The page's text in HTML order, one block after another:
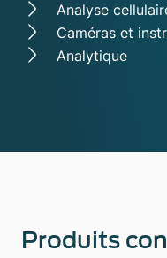
Analyse
Caméras et
Analytique
Produits